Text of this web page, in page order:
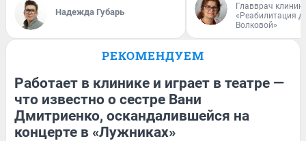
Надежда Губарь
Главврач
«Реабилитация
Волковой»
РЕКОМЕНДУЕМ
Работает в клинике и играет в театре —
что известно о сестре Вани
Дмитриенко, оскандалившейся на
концерте в «Лужниках»